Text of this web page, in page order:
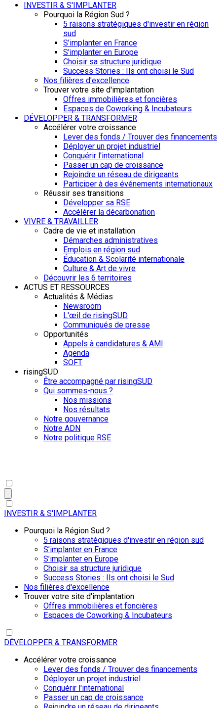
INVESTIR & S'IMPLANTER
Pourquoi la Région Sud ?
5 raisons stratégiques d'investir en région
sud
S’implanter en France
S’implanter en Europe
Choisir sa structure juridique
Success Stories : Ils ont choisi le Sud
Nos filières d'excellence
Trouver votre site d'implantation
Offres immobilières et foncières
Espaces de Coworking & Incubateurs
DÉVELOPPER & TRANSFORMER
Accélérer votre croissance
Lever des fonds / Trouver des financements
Déployer un projet industriel
Conquérir l'international
Passer un cap de croissance
Rejoindre un réseau de dirigeants
Participer à des événements internationaux
Réussir ses transitions
Développer sa RSE
Accélérer la décarbonation
VIVRE & TRAVAILLER
Cadre de vie et installation
Démarches administratives
Emplois en région sud
Éducation & Scolarité internationale
Culture & Art de vivre
Découvrir les 6 territoires
ACTUS ET RESSOURCES
Actualités & Médias
Newsroom
L'œil de risingSUD
Communiqués de presse
Opportunités
Appels à candidatures & AMI
Agenda
SOFT
risingSUD
Être accompagné par risingSUD
Qui sommes-nous ?
Nos missions
Nos résultats
Notre gouvernance
Notre ADN
Notre politique RSE
INVESTIR & S'IMPLANTER
Pourquoi la Région Sud ?
5 raisons stratégiques d'investir en région sud
S’implanter en France
S’implanter en Europe
Choisir sa structure juridique
Success Stories : Ils ont choisi le Sud
Nos filières d'excellence
Trouver votre site d'implantation
Offres immobilières et foncières
Espaces de Coworking & Incubateurs
DÉVELOPPER & TRANSFORMER
Accélérer votre croissance
Lever des fonds / Trouver des financements
Déployer un projet industriel
Conquérir l'international
Passer un cap de croissance